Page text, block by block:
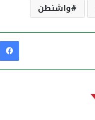
واشنطن